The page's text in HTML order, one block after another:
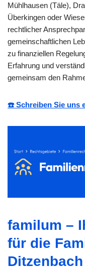
Mühlhausen (Täle),
Überkingen oder
rechtlicher
gemeinschaftlichen
zu finanziellen
Erfahrung und
gemeinsam den
☎️ Schreiben Sie uns
familum –
für die
Ditzenbach